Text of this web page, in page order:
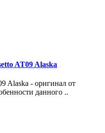
AT09 Alaska
Alaska - оригинал от
данного ..